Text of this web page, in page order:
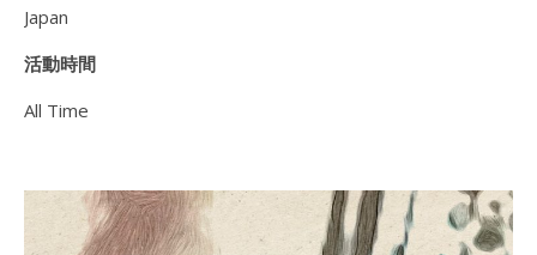
Japan
活動時間
All Time